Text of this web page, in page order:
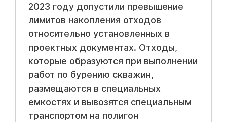
2023 году допустили превышение
лимитов накопления отходов
относительно установленных в
проектных документах. Отходы,
которые образуются при выполнении
работ по бурению скважин,
размещаются в специальных
емкостях и вывозятся специальным
транспортом на полигон